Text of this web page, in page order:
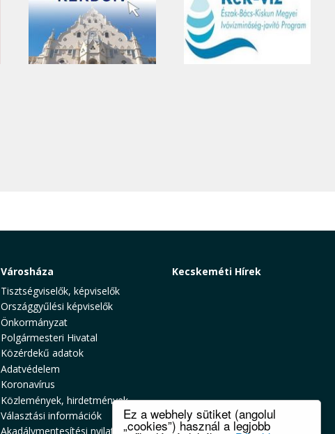
Ez a webhely sütiket (angolul
„cookies”) használ a legjobb
Városháza
Tisztségviselők, képviselők
Országgyűlési képviselők
Önkormányzat
Polgármesteri Hivatal
Közérdekű adatok
Adatvédelem
Koronavírus
Közlemények, hirdetmények
Választási információk
Akadálymentesítési nyilatkozat
Kecskeméti Hírek